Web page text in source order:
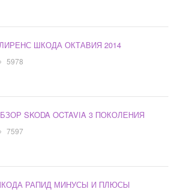
ШКОДА ОКТАВИЯ 2014
5978
SKODA OCTAVIA 3 ПОКОЛЕНИЯ
7597
РАПИД МИНУСЫ И ПЛЮСЫ